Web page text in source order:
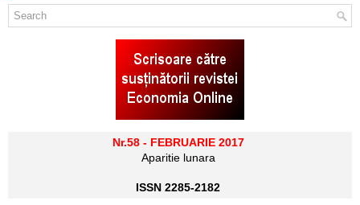
Nr.58 - FEBRUARIE 2017
Aparitie lunara
ISSN 2285-2182